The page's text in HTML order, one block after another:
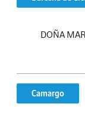
DOÑA
Camargo